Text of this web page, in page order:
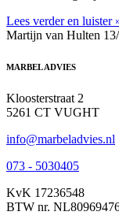
Lees verder en luister
Martijn van Hulten
MARBEL ADVIES
Kloosterstraat 2
5261 CT VUGHT
info@marbeladvies.nl
073 - 5030405
KvK 17236548
BTW nr.